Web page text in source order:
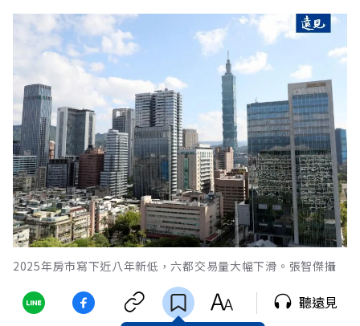
2025年房市寫下近八年新低，六都交易量大幅下滑。張智傑攝
聽遠見